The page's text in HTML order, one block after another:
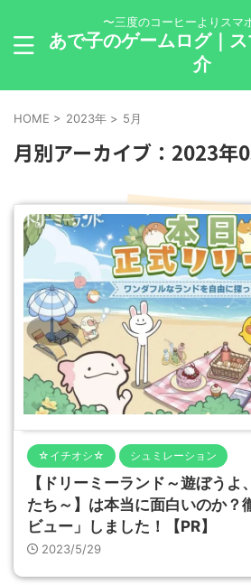
〜三度のコーヒーよりスマ
あで子のゲームログ｜
介
HOME > 2023年 > 5月
月別アーカイブ：2023年
☆イチオシ☆ シュミレーション
【ドリーミーランド～遊ぼうよ
たち～】は本当に面白いのか？
ビュー」しました！【PR】
2023/5/29